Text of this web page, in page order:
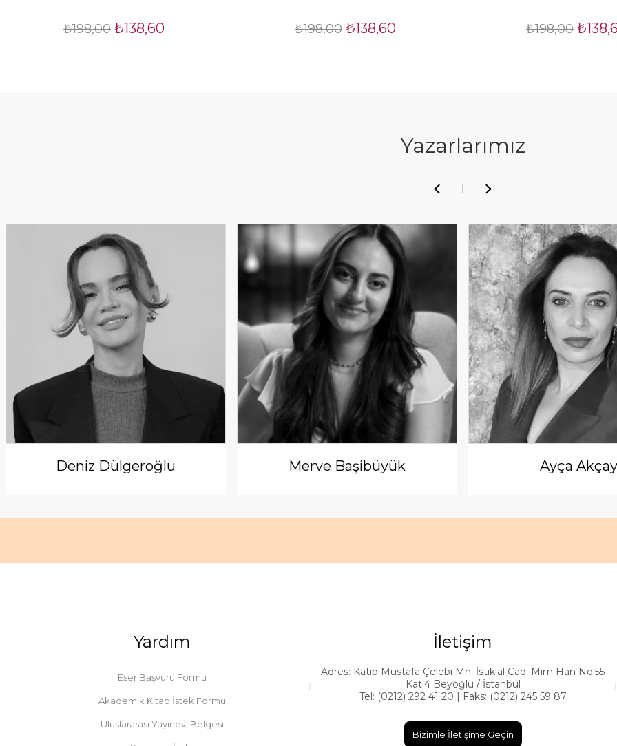
₺198,00 ₺138,60 ₺198,00 ₺138,60 ₺198,00
Yazarlarımız
Deniz Dülgeroğlu Merve Başibüyük Ayça Akçay
Yardım
Eser Başvuru Formu
Akademik Kitap İstek Formu
Uluslararası Yayınevi Belgesi
İletişim
Adres: Katip Mustafa Çelebi Mh. İstiklal Cad. Mim Han No:55
Kat:4 Beyoğlu / İstanbul
Tel: (0212) 292 41 20 | Faks: (0212) 245 59 87
Bizimle İletişime Geçin